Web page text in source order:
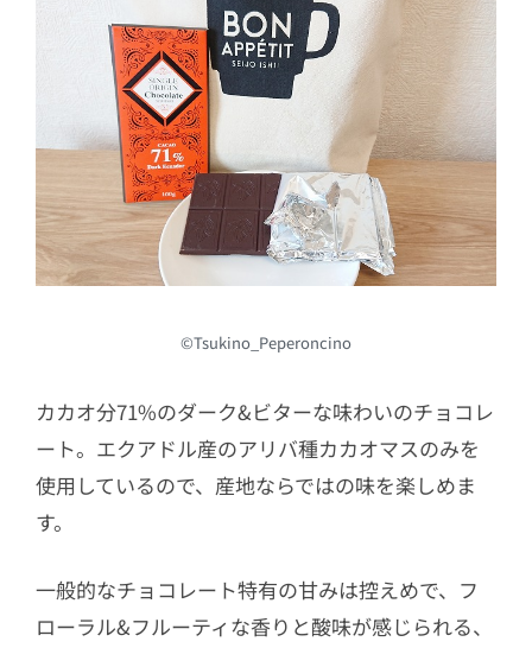
©Tsukino_Peperoncino
カカオ分71%のダーク&ビターな味わいのチョコレ
ート。エクアドル産のアリバ種カカオマスのみを
使用しているので、産地ならではの味を楽しめま
す。
一般的なチョコレート特有の甘みは控えめで、フ
ローラル&フルーティな香りと酸味が感じられる、